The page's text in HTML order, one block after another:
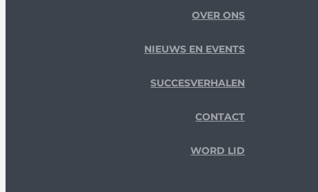
OVER ONS
NIEUWS EN EVENTS
SUCCESVERHALEN
CONTACT
WORD LID